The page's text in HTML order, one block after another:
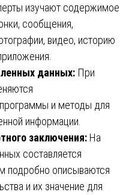
изучают содержимое
сообщения,
видео, историю
данных: При
и методы для
информации.
заключения: На
составляется
подробно описываются
и их значение для